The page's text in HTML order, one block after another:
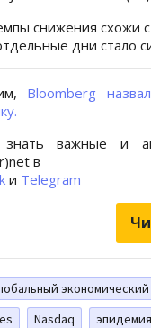
снижения схожи
дни стало
Bloomberg
знать важные и
в
и Telegram
Nasdaq эпидемия